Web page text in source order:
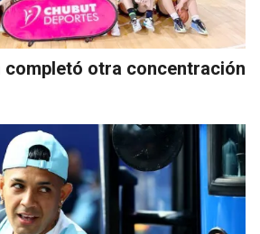
completó otra concentración